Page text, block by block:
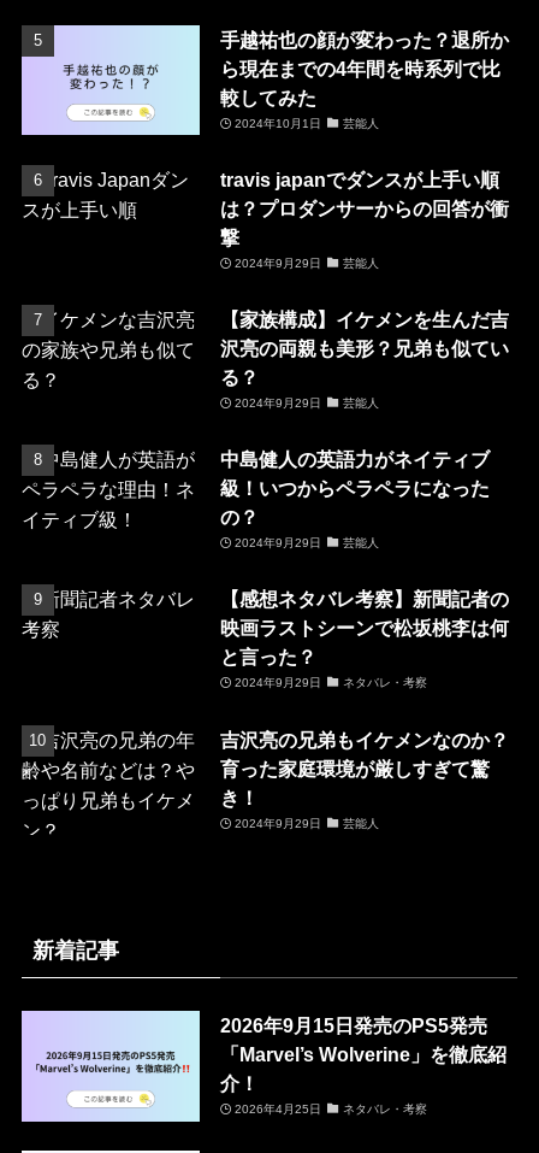
手越祐也の顔が変わった？退所か
ら現在までの4年間を時系列で比
較してみた
2024年10月1日 芸能人
travis japanでダンスが上手い順
は？プロダンサーからの回答が衝
撃
2024年9月29日 芸能人
【家族構成】イケメンを生んだ吉
沢亮の両親も美形？兄弟も似てい
る？
2024年9月29日 芸能人
中島健人の英語力がネイティブ
級！いつからペラペラになった
の？
2024年9月29日 芸能人
【感想ネタバレ考察】新聞記者の
映画ラストシーンで松坂桃李は何
と言った？
2024年9月29日 ネタバレ・考察
吉沢亮の兄弟もイケメンなのか？
育った家庭環境が厳しすぎて驚
き！
2024年9月29日 芸能人
新着記事
2026年9月15日発売のPS5発売
「Marvel’s Wolverine」を徹底紹
介！
2026年4月25日 ネタバレ・考察